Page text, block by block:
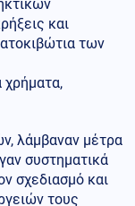
και
των
χρήματα,
λάμβαναν μέτρα
συστηματικά
σχεδιασμό και
τους